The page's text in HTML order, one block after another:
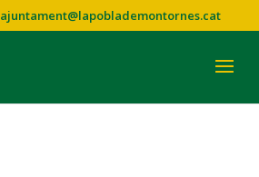
ajuntament@lapoblademontornes.cat